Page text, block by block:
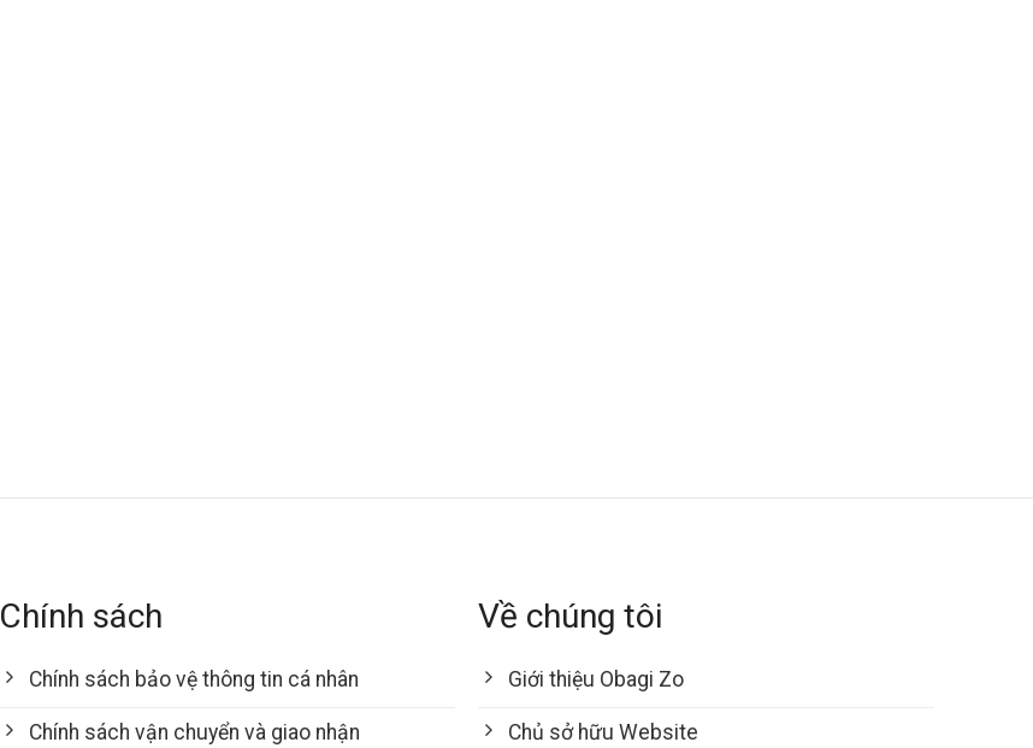
Chính sách
Chính sách bảo vệ thông tin cá nhân
Chính sách vận chuyển và giao nhận
Về chúng tôi
Giới thiệu Obagi Zo
Chủ sở hữu Website